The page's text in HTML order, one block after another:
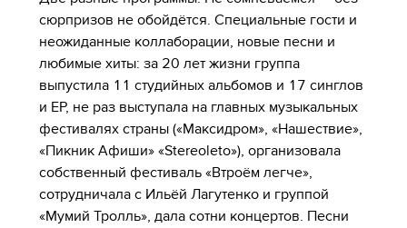
сюрпризов не обойдётся. Специальные гости и
неожиданные коллаборации, новые песни и
любимые хиты: за 20 лет жизни группа
выпустила 11 студийных альбомов и 17 синглов
и EP, не раз выступала на главных музыкальных
фестивалях страны («Максидром», «Нашествие»,
«Пикник Афиши» «Stereoleto»), организовала
собственный фестиваль «Втроём легче»,
сотрудничала с Ильёй Лагутенко и группой
«Мумий Тролль», дала сотни концертов. Песни